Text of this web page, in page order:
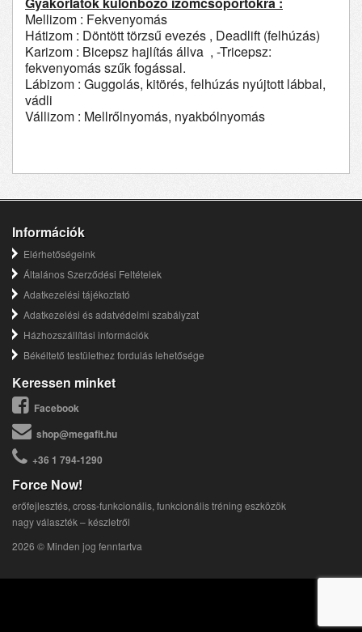
Mellizom : Fekvenyomás
Hátizom : Döntött törzsű evezés , Deadlift (felhúzás)
Karizom : Bicepsz hajlítás állva , -Tricepsz:
fekvenyomás szűk fogással.
Lábizom : Guggolás, kitörés, felhúzás nyújtott lábbal,
vádli
Vállizom : Mellrőlnyomás, nyakbólnyomás
Információk
Elérhetőségeink
Általános Szerződési Feltételek
Adatkezelési tájékoztató
Adatkezelési és adatvédelmi szabályzat
Házhozszállítási információk
Békéltető testülethez fordulás lehetősége
Keressen minket
Facebook
shop@megafit.hu
+36 1 794-1290
Force Now!
erőfejlesztés, cross-funkcionális, funkcionális tréning eszközök
nagy választék – készletről
2026 © Minden jog fenntartva